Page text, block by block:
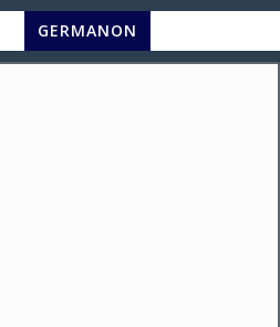
GERMANON